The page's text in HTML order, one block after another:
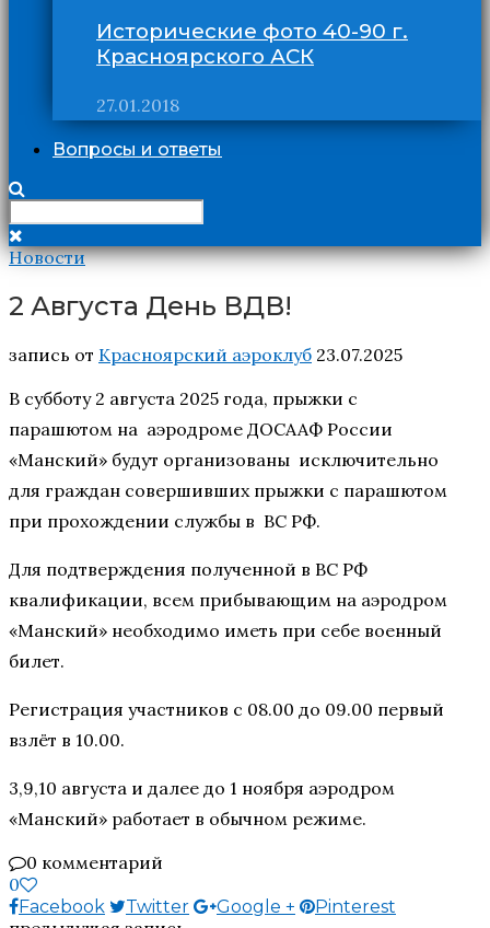
Исторические фото 40-90 г.
Красноярского АСК
27.01.2018
Вопросы и ответы
Новости
2 Августа День ВДВ!
запись от Красноярский аэроклуб 23.07.2025
В субботу 2 августа 2025 года, прыжки с
парашютом на аэродроме ДОСААФ России
«Манский» будут организованы исключительно
для граждан совершивших прыжки с парашютом
при прохождении службы в ВС РФ.
Для подтверждения полученной в ВС РФ
квалификации, всем прибывающим на аэродром
«Манский» необходимо иметь при себе военный
билет.
Регистрация участников с 08.00 до 09.00 первый
взлёт в 10.00.
3,9,10 августа и далее до 1 ноября аэродром
«Манский» работает в обычном режиме.
0 комментарий
0
Facebook Twitter Google + Pinterest